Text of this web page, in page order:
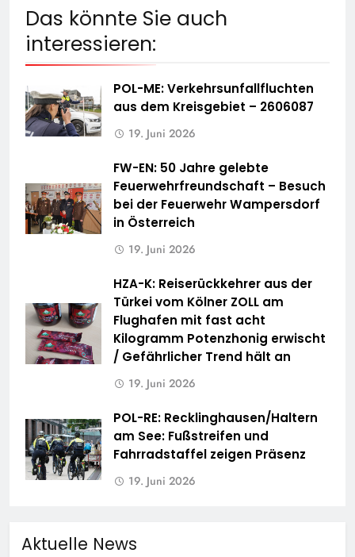
Das könnte Sie auch
interessieren:
POL-ME: Verkehrsunfallfluchten
aus dem Kreisgebiet – 2606087
19. Juni 2026
FW-EN: 50 Jahre gelebte
Feuerwehrfreundschaft – Besuch
bei der Feuerwehr Wampersdorf
in Österreich
19. Juni 2026
HZA-K: Reiserückkehrer aus der
Türkei vom Kölner ZOLL am
Flughafen mit fast acht
Kilogramm Potenzhonig erwischt
/ Gefährlicher Trend hält an
19. Juni 2026
POL-RE: Recklinghausen/Haltern
am See: Fußstreifen und
Fahrradstaffel zeigen Präsenz
19. Juni 2026
Aktuelle News